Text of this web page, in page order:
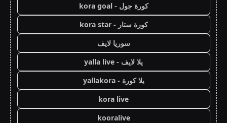
كورة جول - kora goal
كورة ستار - kora star
سوريا لايف
يلا لايف - yalla live
يلا كورة - yallakora
kora live
kooralive